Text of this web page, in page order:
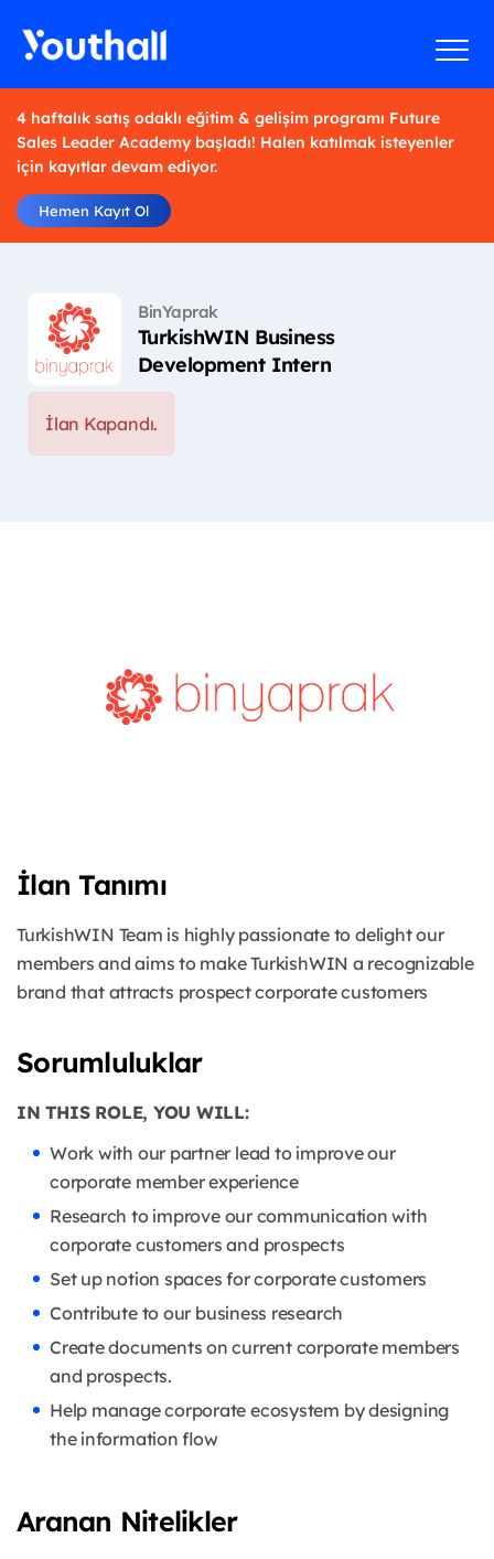
4 haftalık satış odaklı eğitim & gelişim programı Future
Sales Leader Academy başladı! Halen katılmak isteyenler
için kayıtlar devam ediyor.
Hemen Kayıt Ol
BinYaprak
TurkishWIN Business
Development Intern
İlan Kapandı.
İlan Tanımı
TurkishWIN Team is highly passionate to delight our
members and aims to make TurkishWIN a recognizable
brand that attracts prospect corporate customers
Sorumluluklar
IN THIS ROLE, YOU WILL:
Work with our partner lead to improve our
corporate member experience
Research to improve our communication with
corporate customers and prospects
Set up notion spaces for corporate customers
Contribute to our business research
Create documents on current corporate members
and prospects.
Help manage corporate ecosystem by designing
the information flow
Aranan Nitelikler